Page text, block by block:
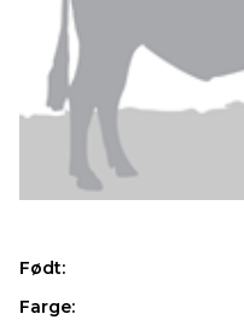
Født:
Farge: